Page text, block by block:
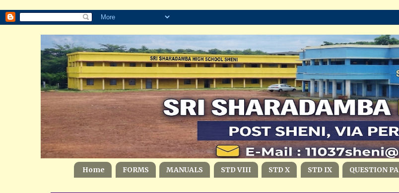
Home FORMS MANUALS STD VIII STD X STD IX QUESTION